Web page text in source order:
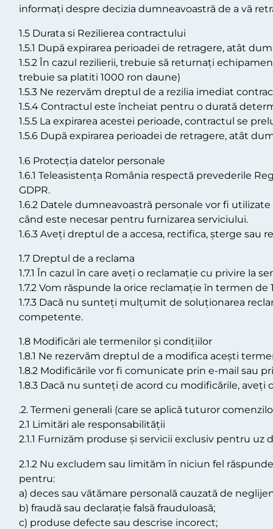
informați despre decizia dumneavoastră de a vă
1.5 Durata si Rezilierea contractului
1.5.1 După expirarea perioadei de retragere, atât
1.5.2 În cazul rezilierii, trebuie să returnați
trebuie sa platiti 1000 ron daune)
1.5.3 Ne rezervăm dreptul de a rezilia imediat
1.5.4 Contractul este încheiat pentru o durată
1.5.5 La expirarea acestei perioade, contractul se
1.5.6 După expirarea perioadei de retragere, atât
1.6 Protecția datelor personale
1.6.1 Teleasistența România respectă prevederile
GDPR.
1.6.2 Datele dumneavoastră personale vor fi
când este necesar pentru furnizarea serviciului.
1.6.3 Aveți dreptul de a accesa, rectifica, șterge
1.7 Dreptul de a reclama
1.7.1 În cazul în care aveți o reclamație cu privire
1.7.2 Vom răspunde la orice reclamație în termen de
1.7.3 Dacă nu sunteți mulțumit de soluționarea
competente.
1.8 Modificări ale termenilor și condițiilor
1.8.1 Ne rezervăm dreptul de a modifica acești
1.8.2 Modificările vor fi comunicate prin e-mail sau
1.8.3 Dacă nu sunteți de acord cu modificările,
.2. Termeni generali (care se aplică tuturor
2.1 Limitări ale responsabilității
2.1.1 Furnizăm produse și servicii exclusiv pentru
2.1.2 Nu excludem sau limităm în niciun fel
pentru:
a) deces sau vătămare personală cauzată de
b) fraudă sau declarație falsă frauduloasă;
c) produse defecte sau descrise incorect;